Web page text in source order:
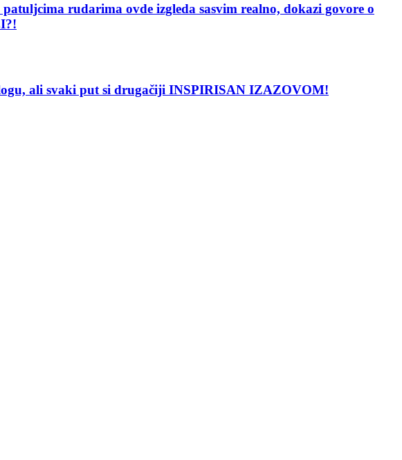
rudarima ovde izgleda sasvim realno, dokazi govore o
ali svaki put si drugačiji INSPIRISAN IZAZOVOM!